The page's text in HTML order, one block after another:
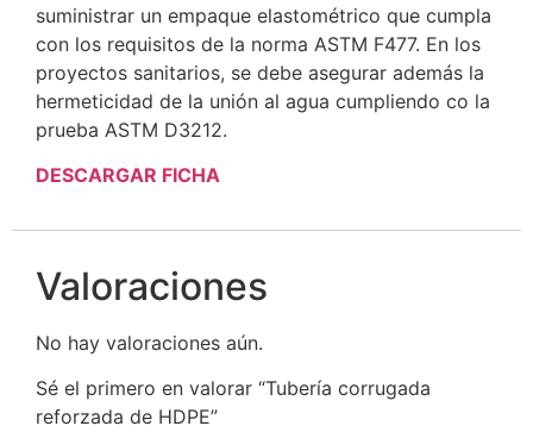
suministrar un empaque elastométrico que cumpla
con los requisitos de la norma ASTM F477. En los
proyectos sanitarios, se debe asegurar además la
hermeticidad de la unión al agua cumpliendo co la
prueba ASTM D3212.
DESCARGAR FICHA
Valoraciones
No hay valoraciones aún.
Sé el primero en valorar “Tubería corrugada
reforzada de HDPE”